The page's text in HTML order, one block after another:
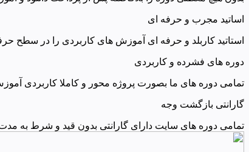
اساتید مجرب و حرفه ای
استاتید کاربلد و حرفه ای آموزش های کاربردی را در سطح
دوره های فشرده و کاربردی
تمامی دوره های ما بصورت پروژه محور و کاملا کاربردی
گارانتی بازگشت وجه
تمامی دوره های سایت دارای گارانتی بدون قید و شرط به